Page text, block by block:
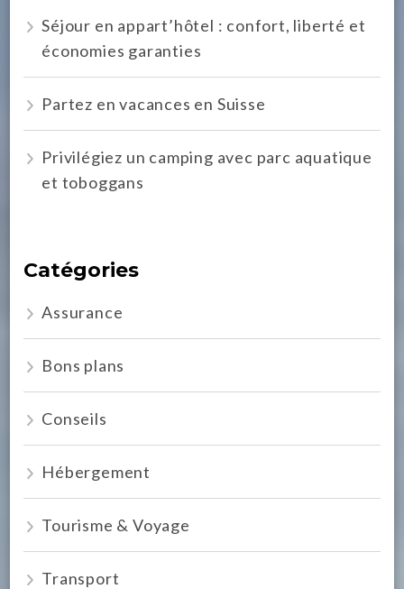
Séjour en appart’hôtel : confort, liberté et
économies garanties
Partez en vacances en Suisse
Privilégiez un camping avec parc aquatique
et toboggans
Catégories
Assurance
Bons plans
Conseils
Hébergement
Tourisme & Voyage
Transport